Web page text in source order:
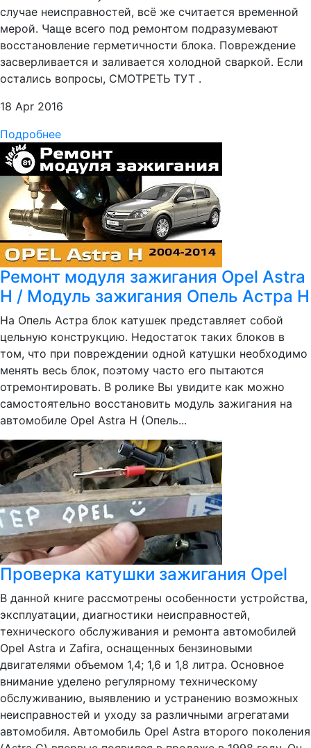
случае неисправностей, всё же считается временной
мерой. Чаще всего под ремонтом подразумевают
восстановление герметичности блока. Повреждение
засверливается и заливается холодной сваркой. Если
остались вопросы, СМОТРЕТЬ ТУТ .
18 Apr 2016
Подробнее
Ремонт модуля зажигания Opel Astra
H / Модуль зажигания Опель Астра H
На Опель Астра блок катушек представляет собой
цельную конструкцию. Недостаток таких блоков в
том, что при повреждении одной катушки необходимо
менять весь блок, поэтому часто его пытаются
отремонтировать. В ролике Вы увидите как можно
самостоятельно восстановить модуль зажигания на
автомобиле Opel Astra H (Опель...
Проверка катушки зажигания Opel
В данной книге рассмотрены особенности устройства,
эксплуатации, диагностики неисправностей,
технического обслуживания и ремонта автомобилей
Opel Astra и Zafira, оснащенных бензиновыми
двигателями объемом 1,4; 1,6 и 1,8 литра. Основное
внимание уделено регулярному техническому
обслуживанию, выявлению и устранению возможных
неисправностей и уходу за различными агрегатами
автомобиля. Автомобиль Opel Astra второго поколения